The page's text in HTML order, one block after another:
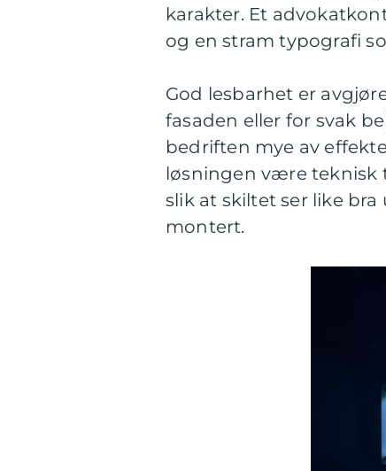
karakter. Et
og en stram typografi
God lesbarhet er
fasaden eller for svak
bedriften mye av
løsningen være teknisk
slik at skiltet ser like
montert.